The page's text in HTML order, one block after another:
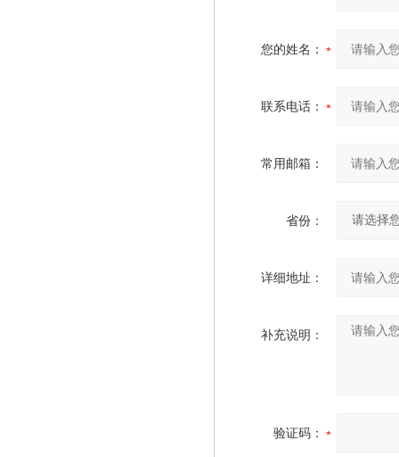
您的姓名：
联系电话：
常用邮箱：
省份：
详细地址：
补充说明：
验证码：